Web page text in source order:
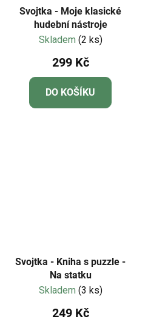
Svojtka - Moje klasické
hudební nástroje
Skladem (2 ks)
299 Kč
DO KOŠÍKU
Svojtka - Kniha s puzzle -
Na statku
Skladem (3 ks)
249 Kč